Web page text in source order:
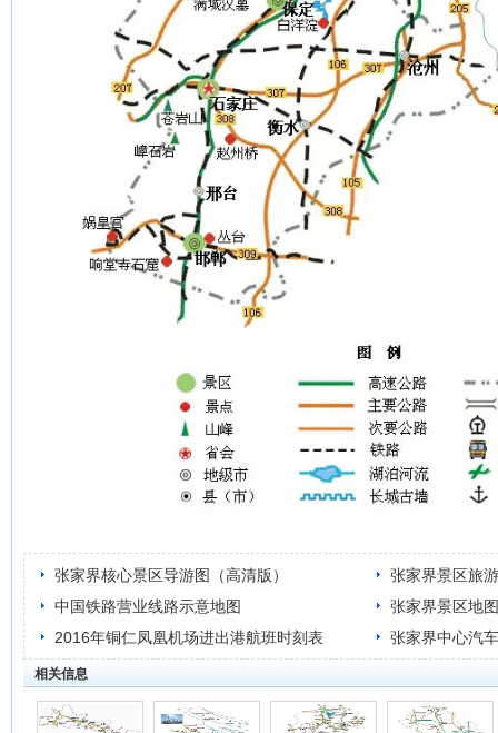
张家界核心景区导游图（高清版）
张家界景区旅
中国铁路营业线路示意地图
张家界景区地图
2016年铜仁凤凰机场进出港航班时刻表
张家界中心汽
相关信息